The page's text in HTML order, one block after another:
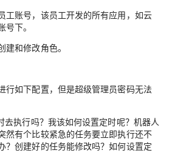
工账号，该员工开发的所有应用，如云
下。
和修改角色。
行如下配置，但是超级管理员密码无法
去执行吗？我该如何设置定时呢？机器人
然有个比较紧急的任务要立即执行还不
？创建好的任务能修改吗？如何设置定